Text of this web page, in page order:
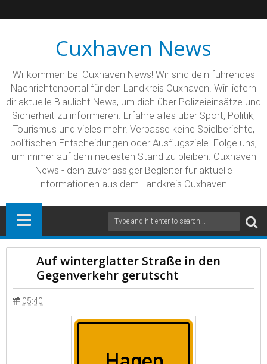
Cuxhaven News
Willkommen bei Cuxhaven News! Wir sind dein führendes
Nachrichtenportal für den Landkreis Cuxhaven. Wir liefern
dir aktuelle Blaulicht News, um dich über Polizeieinsätze und
Sicherheit zu informieren. Erfahre alles über Sport, Politik,
Tourismus und vieles mehr. Verpasse keine Spielberichte,
politischen Entscheidungen oder Ausflugsziele. Folge uns,
um immer auf dem neuesten Stand zu bleiben. Cuxhaven
News - dein zuverlässiger Begleiter für aktuelle
Informationen aus dem Landkreis Cuxhaven.
Auf winterglatter Straße in den
Gegenverkehr gerutscht
05:40